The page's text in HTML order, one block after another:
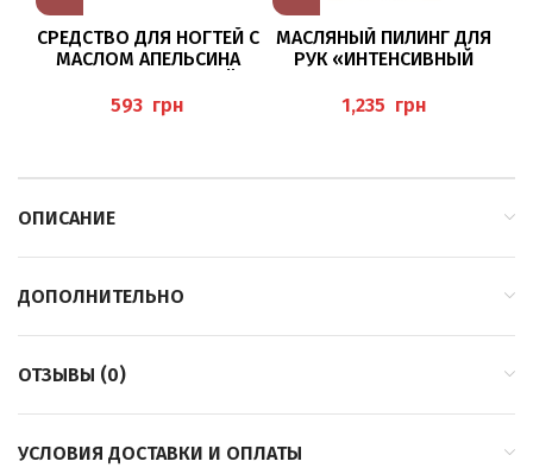
СРЕДСТВО ДЛЯ НОГТЕЙ С
МАСЛОМ АПЕЛЬСИНА
ORANGE) BAEHR
грн
МАСЛЯНЫЙ ПИЛИНГ ДЛЯ
РУК «ИНТЕНСИВНЫЙ
OIL ORANGE-MINZE-
LAVENDEL”, BAEHR
грн
ОПИСАНИЕ
ДОПОЛНИТЕЛЬНО
ОТЗЫВЫ (0)
УСЛОВИЯ ДОСТАВКИ И ОПЛАТЫ